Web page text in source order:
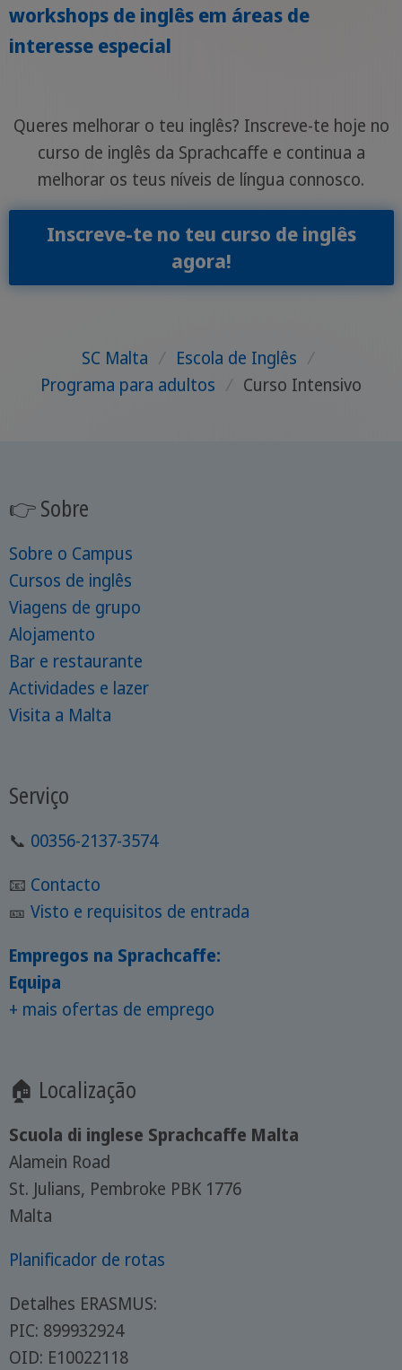
workshops de inglês em áreas de
interesse especial
Queres melhorar o teu inglês? Inscreve-te hoje no
curso de inglês da Sprachcaffe e continua a
melhorar os teus níveis de língua connosco.
Inscreve-te no teu curso de inglês
agora!
SC Malta / Escola de Inglês /
Programa para adultos / Curso Intensivo
👉 Sobre
Sobre o Campus
Cursos de inglês
Viagens de grupo
Alojamento
Bar e restaurante
Actividades e lazer
Visita a Malta
Serviço
📞 00356-2137-3574
📧 Contacto
🎫 Visto e requisitos de entrada
Empregos na Sprachcaffe:
Equipa
+ mais ofertas de emprego
🏠 Localização
Scuola di inglese Sprachcaffe Malta
Alamein Road
St. Julians, Pembroke PBK 1776
Malta
Planificador de rotas
Detalhes ERASMUS:
PIC: 899932924
OID: E10022118